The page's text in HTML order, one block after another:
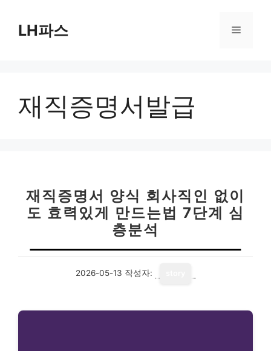
LH파스 메
재직증명서발급
재직증명서 양식 회사직인 없이
도 효력있게 만드는법 7단계 심
층분석
2026-05-13 작성자: